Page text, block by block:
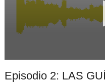
Episodio 2: LAS